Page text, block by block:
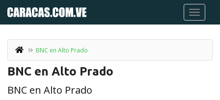
BNC en Alto Prado
BNC en Alto Prado
BNC en Alto Prado